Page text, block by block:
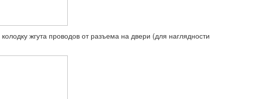
жгута проводов от разъема на двери (для наглядности